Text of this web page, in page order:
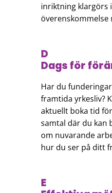
inriktning klargörs
överenskommelse
D
Dags för
Har du
framtida yrkesliv?
aktuellt boka tid
samtal där du kan
om nuvarande
hur du ser på ditt
E